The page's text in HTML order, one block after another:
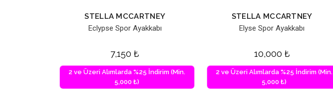
STELLA MCCARTNEY
Eclypse Spor Ayakkabı
7,150₺
2 ve Üzeri Alımlarda %25 İndirim (Min.
5,000 ₺)
STELLA MCCARTNEY
Elyse Spor Ayakkabı
10,000 ₺
2 ve Üzeri Alımlarda %25 İndirim (Min.
5,000 ₺)